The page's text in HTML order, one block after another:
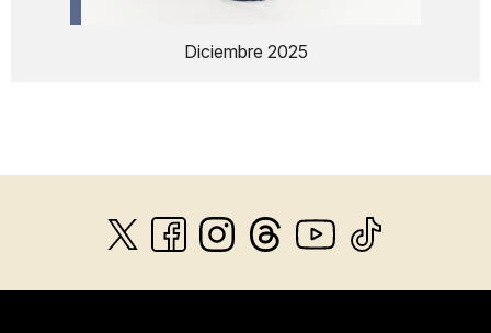
Diciembre 2025